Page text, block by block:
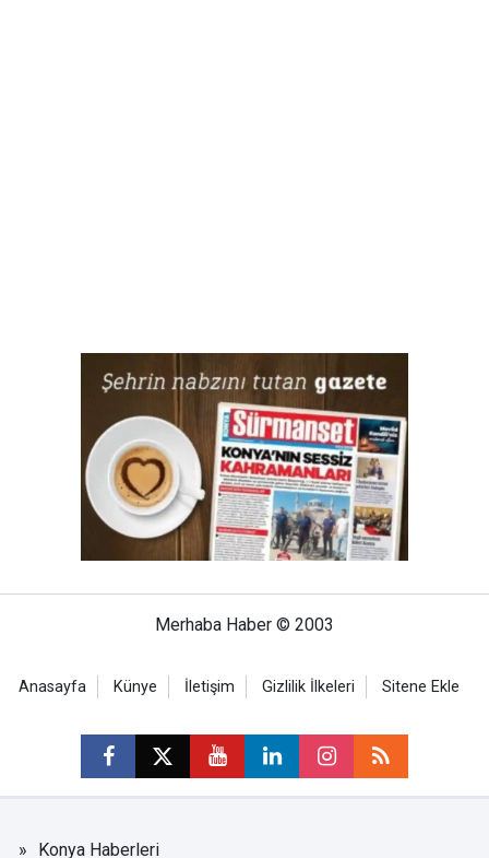
Merhaba Haber © 2003
Anasayfa Künye İletişim Gizlilik İlkeleri Sitene Ekle
Konya Haberleri